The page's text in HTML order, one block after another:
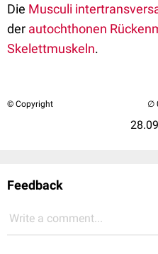
Die Musculi
der autochthonen
Skelettmuskeln.
© Copyright
Feedback
Write a comment...